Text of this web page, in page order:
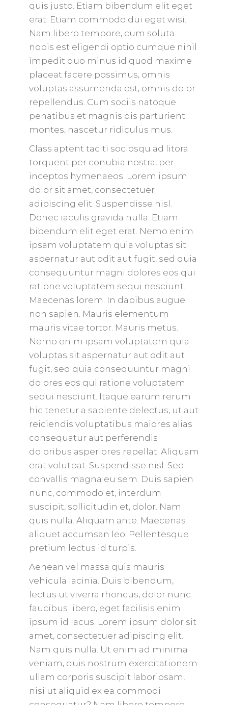
quis justo. Etiam bibendum elit eget
erat. Etiam commodo dui eget wisi.
Nam libero tempore, cum soluta
nobis est eligendi optio cumque nihil
impedit quo minus id quod maxime
placeat facere possimus, omnis
voluptas assumenda est, omnis dolor
repellendus. Cum sociis natoque
penatibus et magnis dis parturient
montes, nascetur ridiculus mus.
Class aptent taciti sociosqu ad litora
torquent per conubia nostra, per
inceptos hymenaeos. Lorem ipsum
dolor sit amet, consectetuer
adipiscing elit. Suspendisse nisl.
Donec iaculis gravida nulla. Etiam
bibendum elit eget erat. Nemo enim
ipsam voluptatem quia voluptas sit
aspernatur aut odit aut fugit, sed quia
consequuntur magni dolores eos qui
ratione voluptatem sequi nesciunt.
Maecenas lorem. In dapibus augue
non sapien. Mauris elementum
mauris vitae tortor. Mauris metus.
Nemo enim ipsam voluptatem quia
voluptas sit aspernatur aut odit aut
fugit, sed quia consequuntur magni
dolores eos qui ratione voluptatem
sequi nesciunt. Itaque earum rerum
hic tenetur a sapiente delectus, ut aut
reiciendis voluptatibus maiores alias
consequatur aut perferendis
doloribus asperiores repellat. Aliquam
erat volutpat. Suspendisse nisl. Sed
convallis magna eu sem. Duis sapien
nunc, commodo et, interdum
suscipit, sollicitudin et, dolor. Nam
quis nulla. Aliquam ante. Maecenas
aliquet accumsan leo. Pellentesque
pretium lectus id turpis.
Aenean vel massa quis mauris
vehicula lacinia. Duis bibendum,
lectus ut viverra rhoncus, dolor nunc
faucibus libero, eget facilisis enim
ipsum id lacus. Lorem ipsum dolor sit
amet, consectetuer adipiscing elit.
Nam quis nulla. Ut enim ad minima
veniam, quis nostrum exercitationem
ullam corporis suscipit laboriosam,
nisi ut aliquid ex ea commodi